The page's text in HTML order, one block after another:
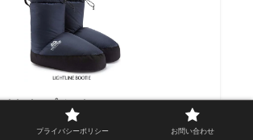
クイップメント MOUNTAIN
415003 ライトライン ブーティー
プライバシーポリシー お問い合わせ